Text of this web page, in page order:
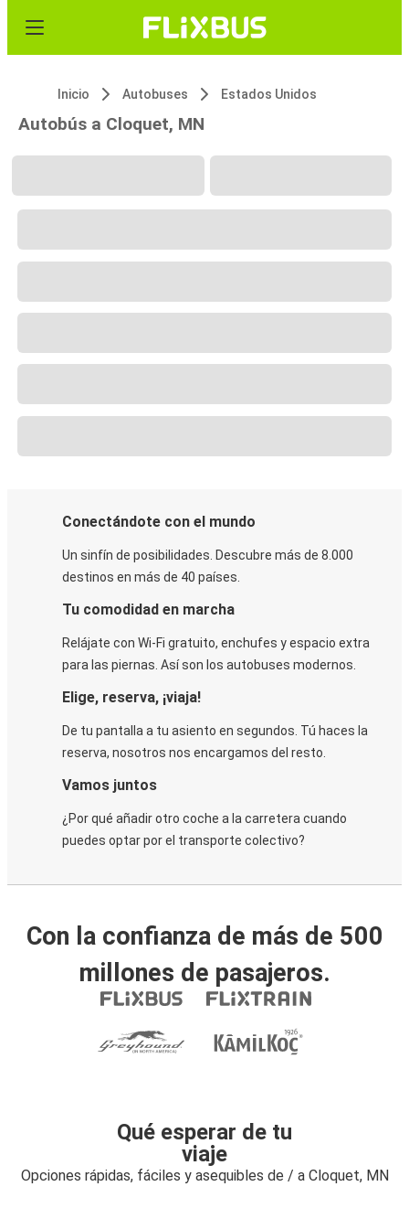
Inicio Autobuses Estados Unidos
Autobús a Cloquet, MN
Conectándote con el mundo
Un sinfín de posibilidades. Descubre más de 8.000
destinos en más de 40 países.
Tu comodidad en marcha
Relájate con Wi-Fi gratuito, enchufes y espacio extra
para las piernas. Así son los autobuses modernos.
Elige, reserva, ¡viaja!
De tu pantalla a tu asiento en segundos. Tú haces la
reserva, nosotros nos encargamos del resto.
Vamos juntos
¿Por qué añadir otro coche a la carretera cuando
puedes optar por el transporte colectivo?
Con la confianza de más de 500
millones de pasajeros.
Qué esperar de tu
viaje
Opciones rápidas, fáciles y asequibles de / a Cloquet, MN